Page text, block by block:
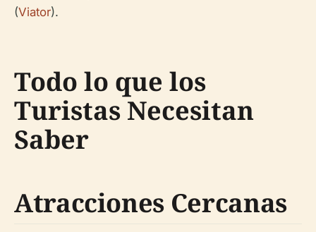
(Viator).
Todo lo que los
Turistas Necesitan
Saber
Atracciones Cercanas